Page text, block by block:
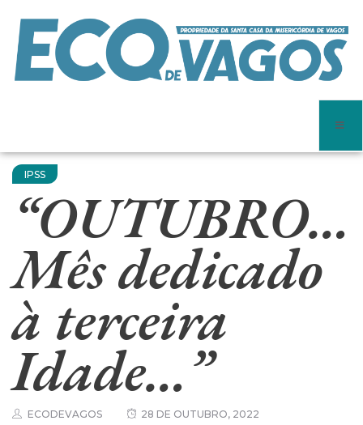
IPSS
“OUTUBRO…
Mês dedicado
à terceira
Idade…”
ECODEVAGOS 28 DE OUTUBRO, 2022